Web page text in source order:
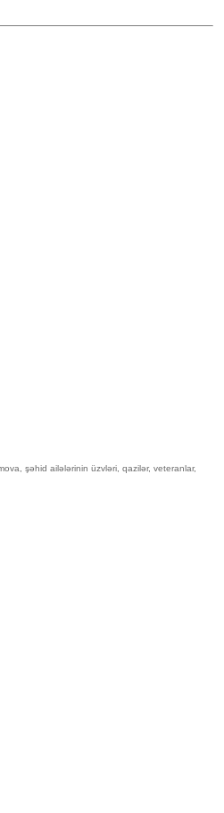
şəhid ailələrinin üzvləri, qazilər, veteranlar,